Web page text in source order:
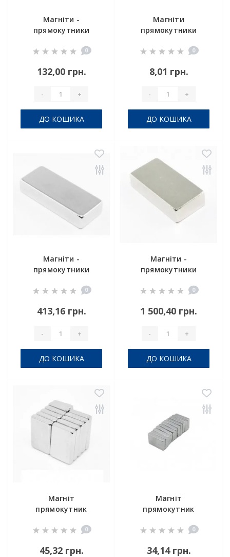
Магніти -
прямокутники
0
132,00 грн.
- +
ДО КОШИКА
Магніти
прямокутники
0
8,01 грн.
- +
ДО КОШИКА
Магніти -
прямокутники
0
413,16 грн.
- +
ДО КОШИКА
Магніти -
прямокутники
0
1 500,40 грн.
- +
ДО КОШИКА
Магніт
прямокутник
0
45,32 грн.
Магніт
прямокутник
0
34,14 грн.